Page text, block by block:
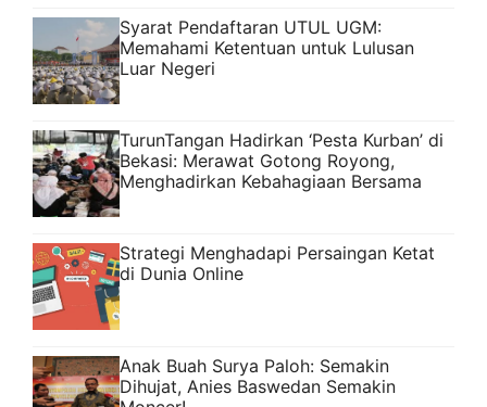
Syarat Pendaftaran UTUL UGM:
Memahami Ketentuan untuk Lulusan
Luar Negeri
TurunTangan Hadirkan ‘Pesta Kurban’ di
Bekasi: Merawat Gotong Royong,
Menghadirkan Kebahagiaan Bersama
Strategi Menghadapi Persaingan Ketat
di Dunia Online
Anak Buah Surya Paloh: Semakin
Dihujat, Anies Baswedan Semakin